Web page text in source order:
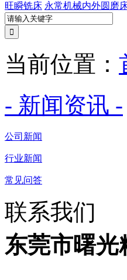
旺瞬铣床 永常机械内外圆磨
当前位置：
- 新闻资讯 -
公司新闻
行业新闻
常见问答
联系我们
东莞市曙光